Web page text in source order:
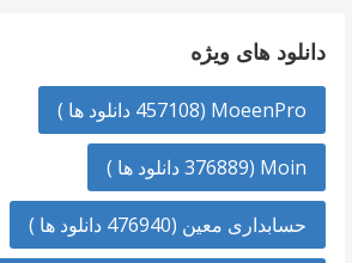
دانلود های ویژه
MoeenPro (457108 دانلود ها )
Moin (376889 دانلود ها )
حسابداری معین (476940 دانلود ها )